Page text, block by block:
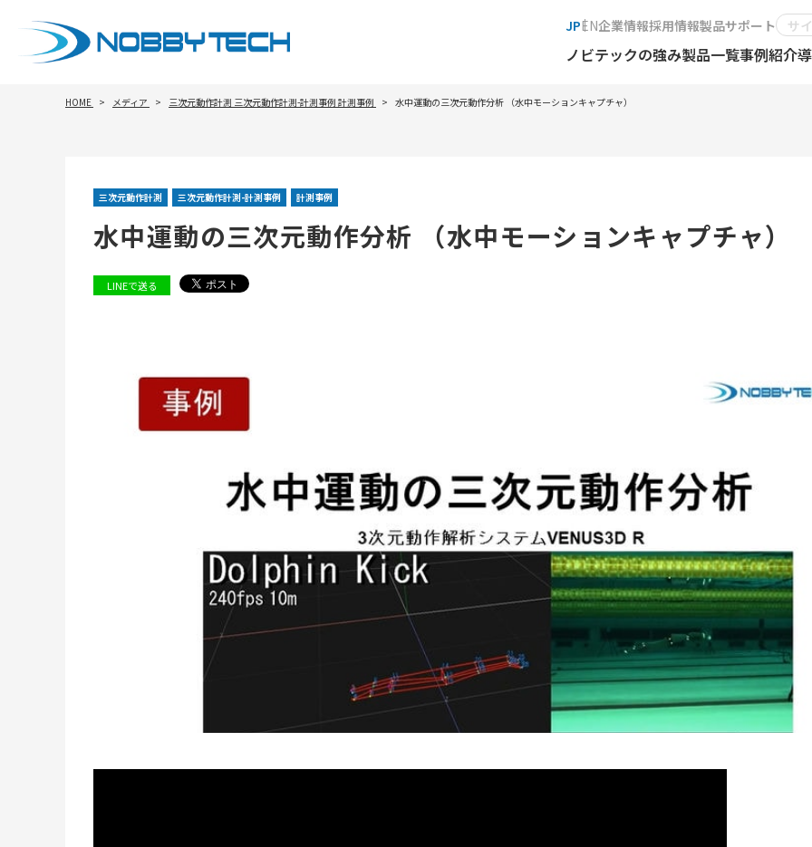
JPEN企業情報採用情報製品サポート
ノビテックの強み製品一覧事例紹介
HOME メディア 三次元動作計測 三次元動作計測-計測事例 計測事例 水中運動の三次元動作分析 （水中モーションキャプチャ）
三次元動作計測 三次元動作計測-計測事例 計測事例
水中運動の三次元動作分析 （水中モーションキャプチャ）
LINEで送る